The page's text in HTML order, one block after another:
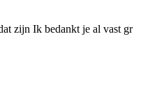
zijn Ik bedankt je al vast gr